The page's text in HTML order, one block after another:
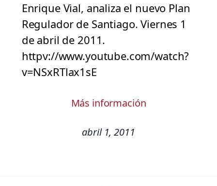
Enrique Vial, analiza el nuevo Plan
Regulador de Santiago. Viernes 1
de abril de 2011.
httpv://www.youtube.com/watch?
v=NSxRTlax1sE
Más información
abril 1, 2011